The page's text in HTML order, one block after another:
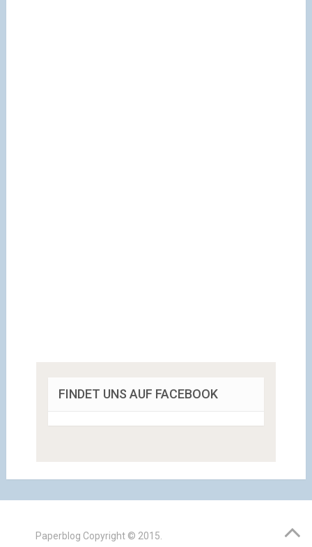
FINDET UNS AUF FACEBOOK
Paperblog Copyright © 2015.